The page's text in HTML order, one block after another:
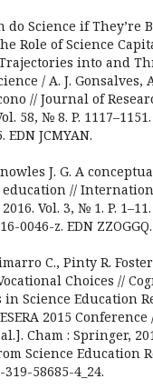
do Science if They’re
Role of Science
into and
/ A. J. Gonsalves,
// Journal of
58, № 8. P.
EDN JCMYAN.
J. G. A
education //
Vol. 3, № 1. P.
0046-z. EDN ZZOGGQ.
C., Pintу R.
Choices //
Science Education
2015
Cham : Springer,
Science Education
58685-4_24.